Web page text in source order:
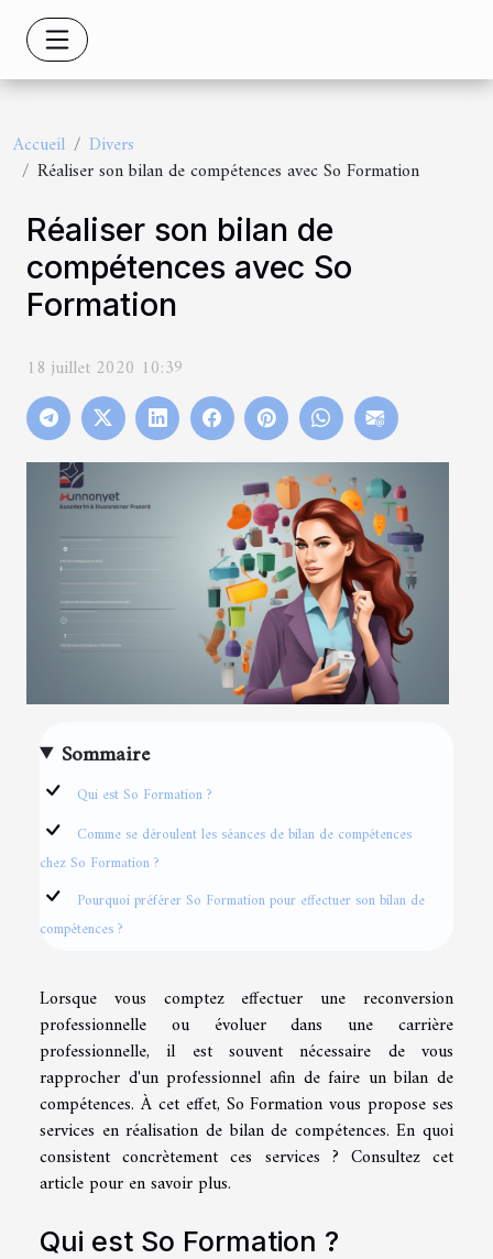
Accueil
Divers
Réaliser son bilan de compétences avec So Formation
Réaliser son bilan de
compétences avec So
Formation
18 juillet 2020 10:39
Sommaire
Qui est So Formation ?
Comme se déroulent les séances de bilan de compétences
chez So Formation ?
Pourquoi préférer So Formation pour effectuer son bilan de
compétences ?
Lorsque vous comptez effectuer une reconversion
professionnelle ou évoluer dans une carrière
professionnelle, il est souvent nécessaire de vous
rapprocher d'un professionnel afin de faire un bilan de
compétences. À cet effet, So Formation vous propose ses
services en réalisation de bilan de compétences. En quoi
consistent concrètement ces services ? Consultez cet
article pour en savoir plus.
Qui est So Formation ?